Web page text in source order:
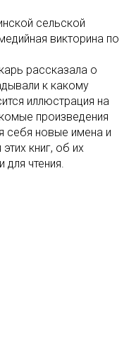
сельской
викторина по
рассказала о
к какому
иллюстрация на
произведения
себя новые имена и
книг, об их
для чтения.